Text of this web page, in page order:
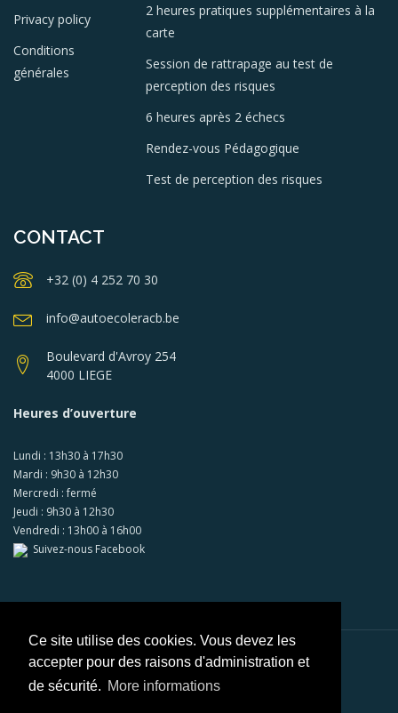
Ce site utilise des cookies. Vous devez les
accepter pour des raisons d'administration et
de sécurité. More informations
Privacy policy
Conditions
générales
2 heures pratiques supplémentaires à la
carte
Session de rattrapage au test de
perception des risques
6 heures après 2 échecs
Rendez-vous Pédagogique
Test de perception des risques
CONTACT
+32 (0) 4 252 70 30
info@autoecoleracb.be
Boulevard d'Avroy 254
4000 LIEGE
Heures d’ouverture
Lundi : 13h30 à 17h30
Mardi : 9h30 à 12h30
Mercredi : fermé
Jeudi : 9h30 à 12h30
Vendredi : 13h00 à 16h00
Suivez-nous Facebook
Paiements sécurisés viaMollie